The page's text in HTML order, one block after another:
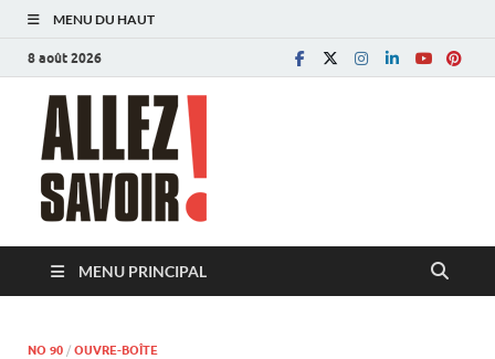
MENU DU HAUT
8 août 2026
MENU PRINCIPAL
NO 90 / OUVRE-BOÎTE